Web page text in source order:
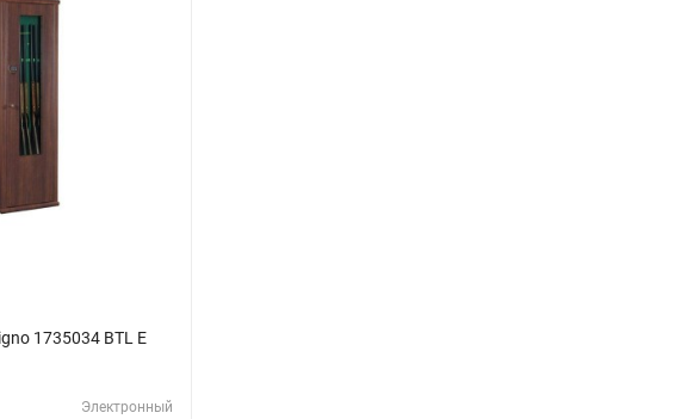
1735034 BTL E
Электронный